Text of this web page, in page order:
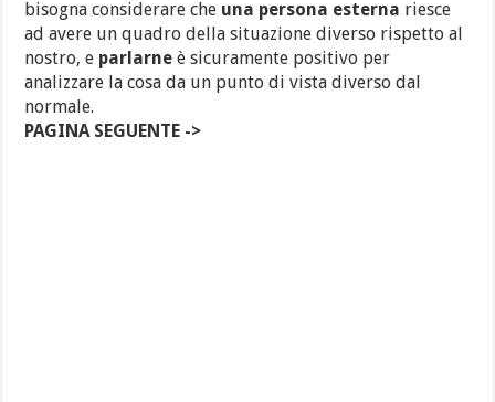
bisogna considerare che una persona esterna riesce
ad avere un quadro della situazione diverso rispetto al
nostro, e parlarneè sicuramente positivo per
analizzare la cosa da un punto di vista diverso dal
normale.
PAGINA SEGUENTE ->